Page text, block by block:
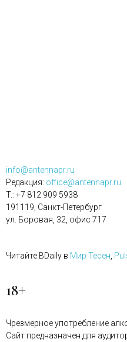
info@antennapr.ru
Редакция: office@antennapr.ru
T.: +7 812 909 5938
191119, Санкт-Петербург
ул. Боровая, 32, офис 717
Читайте BDaily в Мир Тесен
18+
Чрезмерное употребление
Сайт предназначен для